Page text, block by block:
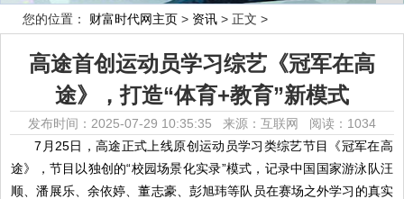
您的位置： 财富时代网主页 > 资讯 > 正文 >
高途首创运动员学习综艺《冠军在高
途》，打造“体育+教育”新模式
发布时间：2025-07-29 10:35:35 来源：互联网 阅读：1034
7月25日，高途正式上线原创运动员学习类综艺节目《冠军在高
途》，节目以独创的“校园场景化实录”模式，记录中国国家游泳队汪
顺、潘展乐、余依婷、董志豪、彭旭玮等队员在赛场之外学习的真实